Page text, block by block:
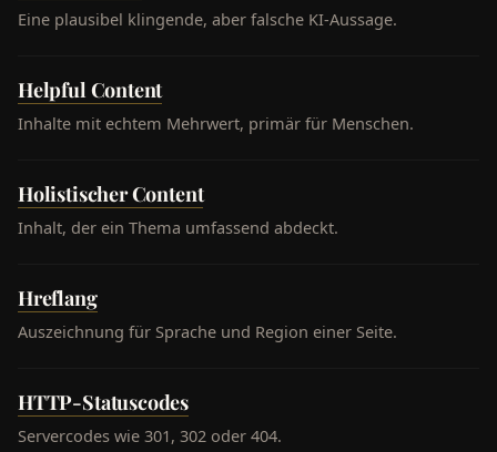
Eine plausibel klingende, aber falsche KI-Aussage.
Helpful Content
Inhalte mit echtem Mehrwert, primär für Menschen.
Holistischer Content
Inhalt, der ein Thema umfassend abdeckt.
Hreflang
Auszeichnung für Sprache und Region einer Seite.
HTTP-Statuscodes
Servercodes wie 301, 302 oder 404.